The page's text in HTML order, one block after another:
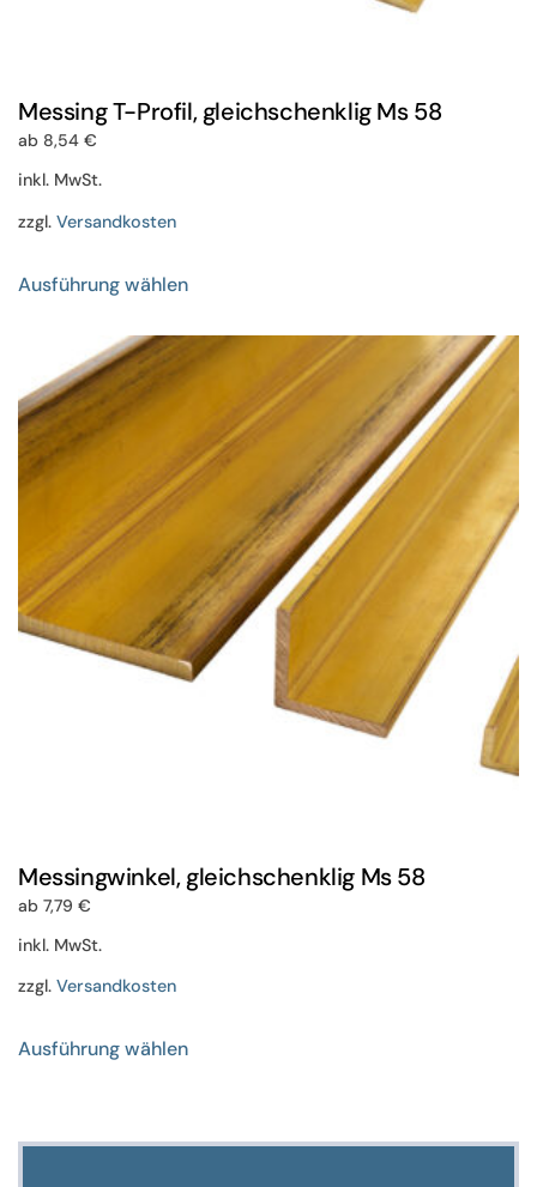
Messing T-Profil, gleichschenklig Ms 58
ab 8,54 €
inkl. MwSt.
zzgl. Versandkosten
Ausführung wählenProdukt
mehrere
Varianten
Optionen
der
Produktseite
gewählt
werden
Messingwinkel, gleichschenklig Ms 58
ab 7,79 €
inkl. MwSt.
zzgl. Versandkosten
Ausführung wählenProdukt
Varianten